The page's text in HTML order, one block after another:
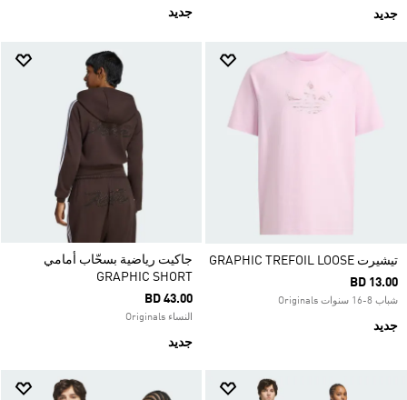
جديد جديد
تيشيرت GRAPHIC TREFOIL LOOSE
BD 13.00
شباب 8-16 سنوات Originals
جديد
جاكيت رياضية بسحّاب أمامي
GRAPHIC SHORT
BD 43.00
النساء Originals
جديد